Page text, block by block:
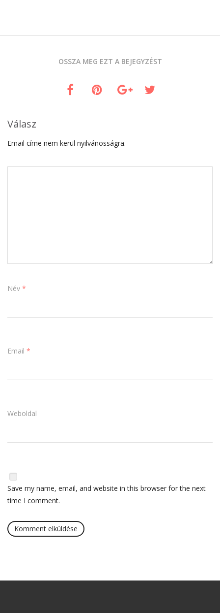
OSSZA MEG EZT A BEJEGYZÉST
Válasz
Email címe nem kerül nyilvánosságra.
Név *
Email *
Weboldal
Save my name, email, and website in this browser for the next
time I comment.